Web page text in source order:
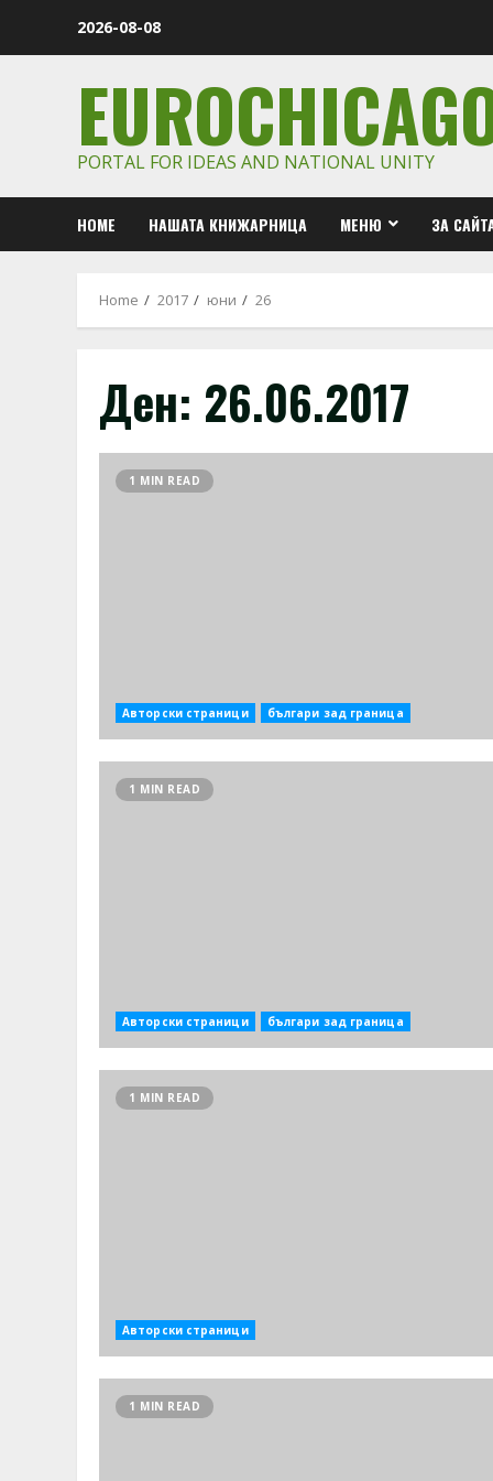
2026-08-08
PORTAL FOR IDEAS AND NATIONAL UNITY
HOME НАШАТА КНИЖАРНИЦА МЕНЮ ЗА
Home 2017 юни 26
Ден: 26.06.2017
1 MIN READ
Авторски страници българи зад граница
1 MIN READ
Авторски страници българи зад граница
1 MIN READ
Авторски страници
1 MIN READ